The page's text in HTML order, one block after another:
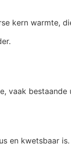
kern warmte,
vaak
en kwetsbaar